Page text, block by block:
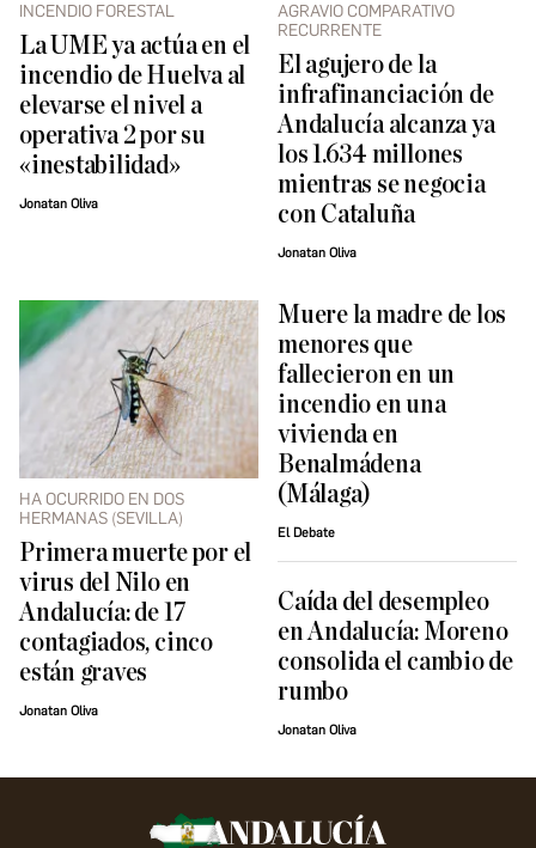
INCENDIO FORESTAL
La UME ya actúa en el
incendio de Huelva al
elevarse el nivel a
operativa 2 por su
«inestabilidad»
Jonatan Oliva
AGRAVIO COMPARATIVO
RECURRENTE
El agujero de la
infrafinanciación de
Andalucía alcanza ya
los 1.634 millones
mientras se negocia
con Cataluña
Jonatan Oliva
HA OCURRIDO EN DOS
HERMANAS (SEVILLA)
Primera muerte por el
virus del Nilo en
Andalucía: de 17
contagiados, cinco
están graves
Jonatan Oliva
Muere la madre de los
menores que
fallecieron en un
incendio en una
vivienda en
Benalmádena
(Málaga)
El Debate
Caída del desempleo
en Andalucía: Moreno
consolida el cambio de
rumbo
Jonatan Oliva